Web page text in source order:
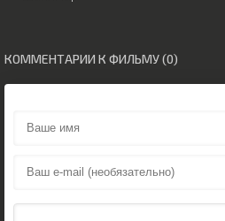
КОММЕНТАРИИ К ФИЛЬМУ (0)